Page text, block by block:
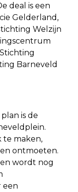
deal is een
Gelderland,
Welzijn
Barneveld
is de
te maken,
ontmoeten.
wordt nog
een